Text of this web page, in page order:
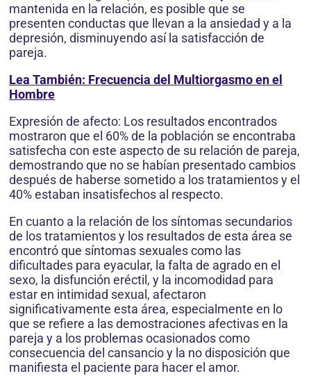
mantenida en la relación, es posible que se
presenten conductas que llevan a la ansiedad y a la
depresión, disminuyendo así la satis­facción de
pareja.
Lea También: Frecuencia del Multiorgasmo en el
Hombre
Expresión de afecto: Los resultados encon­trados
mostraron que el 60% de la población se encontraba
satisfecha con este aspecto de su relación de pareja,
demostrando que no se ha­bían presentado cambios
después de haberse sometido a los tratamientos y el
40% estaban insatisfechos al respecto.
En cuanto a la relación de los síntomas se­cundarios
de los tratamientos y los resultados de esta área se
encontró que síntomas sexuales como las
dificultades para eyacular, la falta de agrado en el
sexo, la disfunción eréctil, y la incomodidad para
estar en intimidad sexual, afectaron
significativamente esta área, especial­mente en lo
que se refiere a las demostraciones afectivas en la
pareja y a los problemas ocasio­nados como
consecuencia del cansancio y la no disposición que
manifiesta el paciente para hacer el amor.